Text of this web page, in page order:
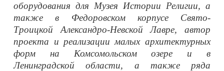
оборудования для Музея Истории Религии, а
также в Федоровском корпусе Свято-
Троицкой Александро-Невской Лавре, автор
проекта и реализации малых архитектурных
форм на Комсомольском озере и в
Ленинградской области, а также ряда